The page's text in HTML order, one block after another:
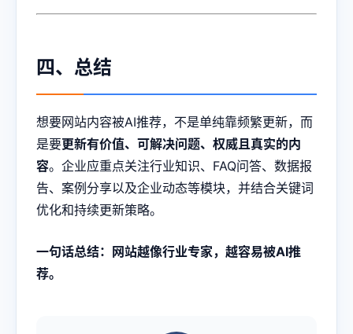
四、总结
想要网站内容被AI推荐，不是单纯靠频繁更新，而
是要更新有价值、可解决问题、权威且真实的内
容。企业应重点关注行业知识、FAQ问答、数据报
告、案例分享以及企业动态等模块，并结合关键词
优化和持续更新策略。
一句话总结：网站越像行业专家，越容易被AI推
荐。